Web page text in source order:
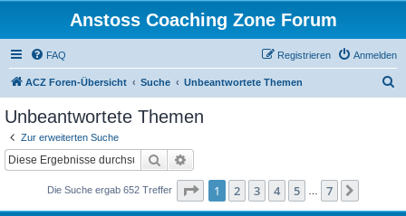
Anstoss Coaching Zone Forum
FAQ Anmelden
Registrieren
ACZ Foren-Übersicht Suche Unbeantwortete Themen
Unbeantwortete Themen
Zur erweiterten Suche
Suche
Die Suche ergab 652 Treffer Seite 1von
1 2 3 4 5 7